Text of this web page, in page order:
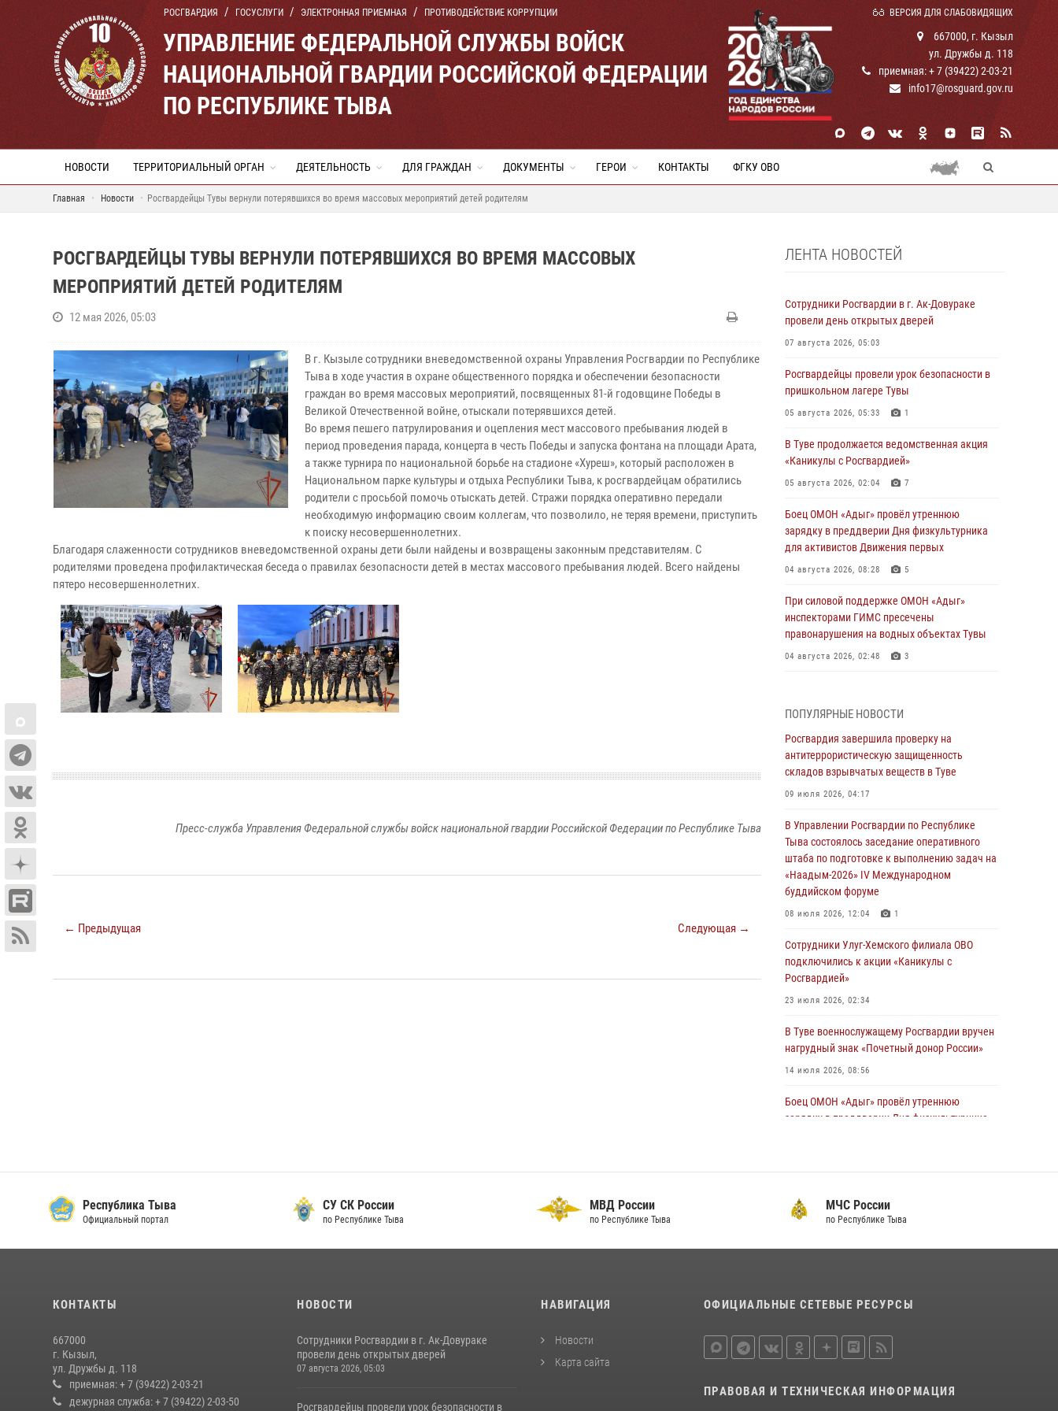
РОСГВАРДИЯ ГОСУСЛУГИ ЭЛЕКТРОННАЯ ПРИЕМНАЯ ПРОТИВОДЕЙСТВИЕ КОРРУПЦИИ ВЕРСИЯ ДЛЯ СЛАБОВИДЯЩИХ
УПРАВЛЕНИЕ ФЕДЕРАЛЬНОЙ СЛУЖБЫ ВОЙСК
НАЦИОНАЛЬНОЙ ГВАРДИИ РОССИЙСКОЙ ФЕДЕРАЦИИ
ПО РЕСПУБЛИКЕ ТЫВА
667000, г. Кызыл
ул. Дружбы д. 118
приемная: + 7 (39422) 2-03-21
info17@rosguard.gov.ru
НОВОСТИ ТЕРРИТОРИАЛЬНЫЙ ОРГАН ДЕЯТЕЛЬНОСТЬ ДЛЯ ГРАЖДАН ДОКУМЕНТЫ ГЕРОИ КОНТАКТЫ ФГКУ ОВО
Главная Новости Росгвардейцы Тувы вернули потерявшихся во время массовых мероприятий детей родителям
РОСГВАРДЕЙЦЫ ТУВЫ ВЕРНУЛИ ПОТЕРЯВШИХСЯ ВО ВРЕМЯ МАССОВЫХ
МЕРОПРИЯТИЙ ДЕТЕЙ РОДИТЕЛЯМ
12 мая 2026, 05:03
В г. Кызыле сотрудники вневедомственной охраны Управления Росгвардии по Республике
Тыва в ходе участия в охране общественного порядка и обеспечении безопасности
граждан во время массовых мероприятий, посвященных 81-й годовщине Победы в
Великой Отечественной войне, отыскали потерявшихся детей.
Во время пешего патрулирования и оцепления мест массового пребывания людей в
период проведения парада, концерта в честь Победы и запуска фонтана на площади Арата,
а также турнира по национальной борьбе на стадионе «Хуреш», который расположен в
Национальном парке культуры и отдыха Республики Тыва, к росгвардейцам обратились
родители с просьбой помочь отыскать детей. Стражи порядка оперативно передали
необходимую информацию своим коллегам, что позволило, не теряя времени, приступить
к поиску несовершеннолетних.
Благодаря слаженности сотрудников вневедомственной охраны дети были найдены и возвращены законным представителям. С
родителями проведена профилактическая беседа о правилах безопасности детей в местах массового пребывания людей. Всего найдены
пятеро несовершеннолетних.
Пресс-служба Управления Федеральной службы войск национальной гвардии Российской Федерации по Республике Тыва
← Предыдущая Следующая →
ЛЕНТА НОВОСТЕЙ
Сотрудники Росгвардии в г. Ак-Довураке
провели день открытых дверей
07 августа 2026, 05:03
Росгвардейцы провели урок безопасности в
пришкольном лагере Тувы
05 августа 2026, 05:33 1
В Туве продолжается ведомственная акция
«Каникулы с Росгвардией»
05 августа 2026, 02:04 7
Боец ОМОН «Адыг» провёл утреннюю
зарядку в преддверии Дня физкультурника
для активистов Движения первых
04 августа 2026, 08:28 5
При силовой поддержке ОМОН «Адыг»
инспекторами ГИМС пресечены
правонарушения на водных объектах Тувы
04 августа 2026, 02:48 3
из труднодоступного места
03 августа 2026, 07:25
Росгвардия проверила организацию отдыха
детей в детских лагерях Тувы
Сотрудники вневедомственной охраны
приняли участие в акции «Каникулы с
Росгвардией» в Туве
29 июля 2026, 09:41
отработали экипажи задержаний Росгвардии
в Туве с начала года
29 июля 2026, 08:37
юбилейного личного забега
28 июля 2026, 07:48
ПОПУЛЯРНЫЕ НОВОСТИ
Росгвардия завершила проверку на
антитеррористическую защищенность
складов взрывчатых веществ в Туве
09 июля 2026, 04:17
В Управлении Росгвардии по Республике
Тыва состоялось заседание оперативного
штаба по подготовке к выполнению задач на
«Наадым-2026» IV Международном
буддийском форуме
08 июля 2026, 12:04 1
Сотрудники Улуг-Хемского филиала ОВО
подключились к акции «Каникулы с
Росгвардией»
23 июля 2026, 02:34
В Туве военнослужащему Росгвардии вручен
нагрудный знак «Почетный донор России»
14 июля 2026, 08:56
Боец ОМОН «Адыг» провёл утреннюю
зарядку в преддверии Дня физкультурника
разъяснил телезрителям особенности
использования тувинского национального
и призерами Чемпионата по лёгкой атлетике
23 июля 2026, 09:24
процедуре регистрации лучников в канун
Республика Тыва
Официальный портал
СУ СК России
по Республике Тыва
МВД России
по Республике Тыва
МЧС России
по Республике Тыва
КОНТАКТЫ
667000
г. Кызыл,
ул. Дружбы д. 118
приемная: + 7 (39422) 2-03-21
дежурная служба: + 7 (39422) 2-03-50
НОВОСТИ
Сотрудники Росгвардии в г. Ак-Довураке
провели день открытых дверей
07 августа 2026, 05:03
Росгвардейцы провели урок безопасности в
НАВИГАЦИЯ
Новости
Карта сайта
ОФИЦИАЛЬНЫЕ СЕТЕВЫЕ РЕСУРСЫ
ПРАВОВАЯ И ТЕХНИЧЕСКАЯ ИНФОРМАЦИЯ